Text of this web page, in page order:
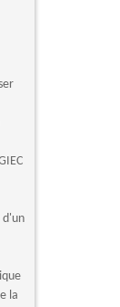
d'un
la